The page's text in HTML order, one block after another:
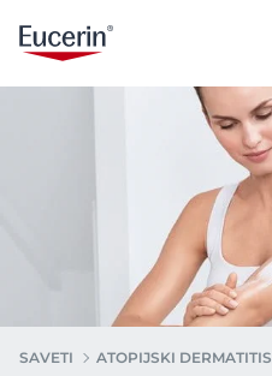
SAVETI ATOPIJSKI DERMATITIS